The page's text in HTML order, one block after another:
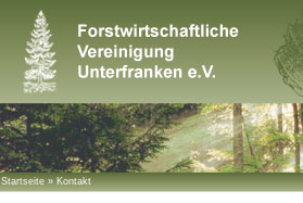
Startseite»Kontakt